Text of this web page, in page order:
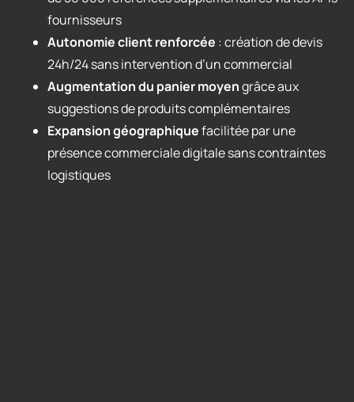
fournisseurs
Autonomie client renforcée : création de devis
24h/24 sans intervention d’un commercial
Augmentation du panier moyengrâce aux
suggestions de produits complémentaires
Expansion géographiquefacilitée par une
présence commerciale digitale sans contraintes
logistiques